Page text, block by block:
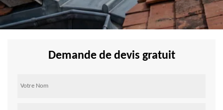
Demande de devis gratuit